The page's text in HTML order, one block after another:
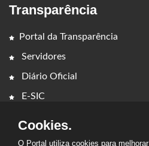
Transparência
Portal da Transparência
Servidores
Diário Oficial
E-SIC
Cookies.
O Portal utiliza cookies para